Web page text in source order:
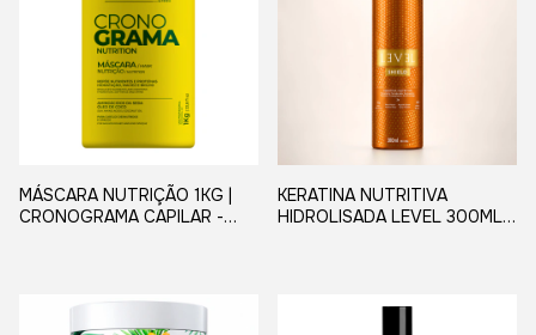
MÁSCARA NUTRIÇÃO 1KG |
CRONOGRAMA CAPILAR -
KERATINA NUTRITIVA
HIDROLISADA LEVEL 300ML -